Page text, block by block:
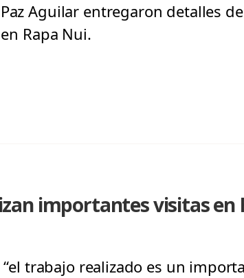
Aguilar entregaron detalles
Rapa Nui.
importantes visitas en
“el trabajo realizado es un